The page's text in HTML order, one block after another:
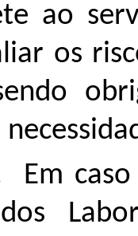
ao
os
Em